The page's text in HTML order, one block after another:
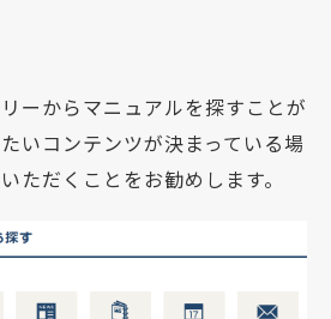
ーからマニュアルを探すことが
いコンテンツが決まっている場
ただくことをお勧めします。